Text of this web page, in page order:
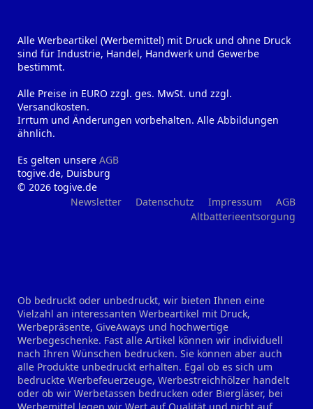
Alle Werbeartikel (Werbemittel) mit Druck und ohne Druck
sind für Industrie, Handel, Handwerk und Gewerbe
bestimmt.
Alle Preise in EURO zzgl. ges. MwSt. und zzgl.
Versandkosten.
Irrtum und Änderungen vorbehalten. Alle Abbildungen
ähnlich.
Es gelten unsere AGB
togive.de, Duisburg
© 2026 togive.de
Newsletter
Datenschutz Impressum
AGB
Altbatterieentsorgung
Ob bedruckt oder unbedruckt, wir bieten Ihnen eine
Vielzahl an interessanten Werbeartikel mit Druck,
Werbepräsente, GiveAways und hochwertige
Werbegeschenke. Fast alle Artikel können wir individuell
nach Ihren Wünschen bedrucken. Sie können aber auch
alle Produkte unbedruckt erhalten. Egal ob es sich um
bedruckte Werbefeuerzeuge, Werbestreichhölzer handelt
oder ob wir Werbetassen bedrucken oder Biergläser, bei